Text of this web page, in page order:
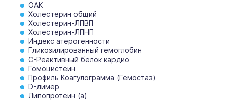
ОАК
Холестерин общий
Холестерин-ЛПВП
Холестерин-ЛПНП
Индекс атерогенности
Гликозилированный гемоглобин
С-Реактивный белок кардио
Гомоцистеин
Профиль Коагулограмма (Гемостаз)
D-димер
Липопротеин (а)